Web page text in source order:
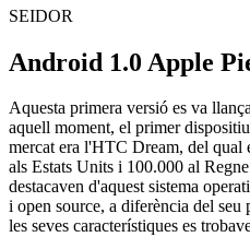
SEIDOR
Android 1.0 Apple
Aquesta primera versió es va
aquell moment, el primer
mercat era l'HTC Dream, del qual
als Estats Units i 100.000 al
destacaven d'aquest sistema
i open source, a diferència del
les seves característiques es